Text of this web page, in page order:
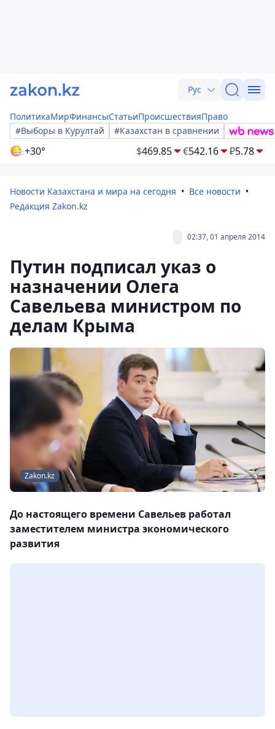
Рус
ПолитикаМирФинансыСтатьиПроисшествияПраво
#Выборы в Курултай
#Казахстан в сравнении
+30° $469.85 €542.16 ₽5.78
Новости Казахстана и мира на сегодня
Все новости
Редакция Zakon.kz
02:37, 01 апреля 2014
Путин подписал указ о
назначении Олега
Савельева министром по
делам Крыма
Zakon.kz
До настоящего времени Савельев работал
заместителем министра экономического
развития